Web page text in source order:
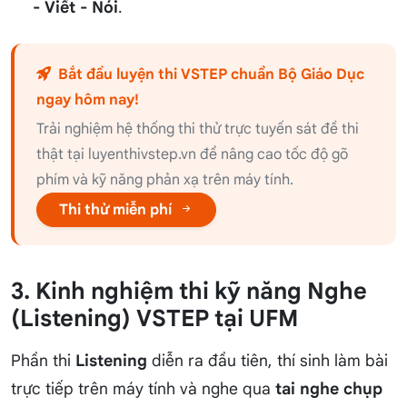
- Viết - Nói.
Bắt đầu luyện thi VSTEP chuẩn Bộ Giáo Dục
ngay hôm nay!
Trải nghiệm hệ thống thi thử trực tuyến sát đề thi
thật tại luyenthivstep.vn để nâng cao tốc độ gõ
phím và kỹ năng phản xạ trên máy tính.
Thi thử miễn phí
3. Kinh nghiệm thi kỹ năng Nghe
(Listening) VSTEP tại UFM
Phần thi Listening diễn ra đầu tiên, thí sinh làm bài
trực tiếp trên máy tính và nghe qua tai nghe chụp